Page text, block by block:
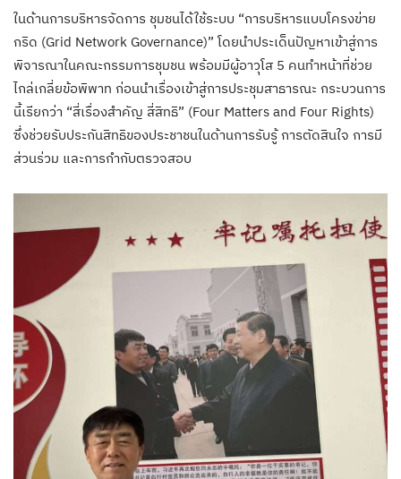
ในด้านการบริหารจัดการ ชุมชนได้ใช้ระบบ “การบริหารแบบโครงข่าย
กริด (Grid Network Governance)” โดยนำประเด็นปัญหาเข้าสู่การ
พิจารณาในคณะกรรมการชุมชน พร้อมมีผู้อาวุโส 5 คนทำหน้าที่ช่วย
ไกล่เกลี่ยข้อพิพาท ก่อนนำเรื่องเข้าสู่การประชุมสาธารณะ กระบวนการ
นี้เรียกว่า “สี่เรื่องสำคัญ สี่สิทธิ” (Four Matters and Four Rights)
ซึ่งช่วยรับประกันสิทธิของประชาชนในด้านการรับรู้ การตัดสินใจ การมี
ส่วนร่วม และการกำกับตรวจสอบ